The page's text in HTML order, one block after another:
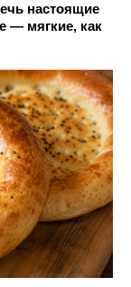
настоящие
— мягкие, как